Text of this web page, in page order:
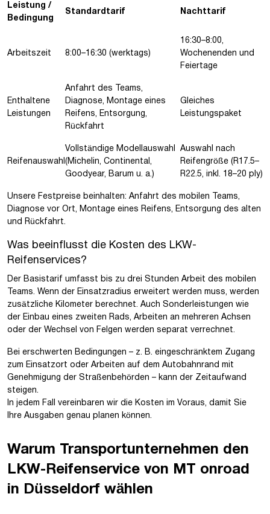
Leistung /
Bedingung
Standardtarif Nachttarif
Arbeitszeit 8:00–16:30 (werktags)
16:30–8:00,
Wochenenden und
Feiertage
Enthaltene
Leistungen
Anfahrt des Teams,
Diagnose, Montage eines
Reifens, Entsorgung,
Rückfahrt
Gleiches
Leistungspaket
Reifenauswahl
Vollständige Modellauswahl
(Michelin, Continental,
Goodyear, Barum u. a.)
Auswahl nach
Reifengröße (R17.5–
R22.5, inkl. 18–20 ply)
Unsere Festpreise beinhalten: Anfahrt des mobilen Teams,
Diagnose vor Ort, Montage eines Reifens, Entsorgung des alten
und Rückfahrt.
Was beeinflusst die Kosten des LKW-
Reifenservices?
Der Basistarif umfasst bis zu drei Stunden Arbeit des mobilen
Teams. Wenn der Einsatzradius erweitert werden muss, werden
zusätzliche Kilometer berechnet. Auch Sonderleistungen wie
der Einbau eines zweiten Rads, Arbeiten an mehreren Achsen
oder der Wechsel von Felgen werden separat verrechnet.
Bei erschwerten Bedingungen – z. B. eingeschränktem Zugang
zum Einsatzort oder Arbeiten auf dem Autobahnrand mit
Genehmigung der Straßenbehörden – kann der Zeitaufwand
steigen.
In jedem Fall vereinbaren wir die Kosten im Voraus, damit Sie
Ihre Ausgaben genau planen können.
Warum Transportunternehmen den
LKW-Reifenservice von MT onroad
in Düsseldorf wählen